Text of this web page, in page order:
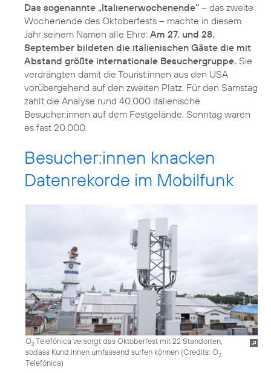
Das sogenannte „Italienerwochenende“ – das zweite
Wochenende des Oktoberfests – machte in diesem
Jahr seinem Namen alle Ehre: Am 27. und 28.
September bildeten die italienischen Gäste die mit
Abstand größte internationale Besuchergruppe. Sie
verdrängten damit die Tourist:innen aus den USA
vorübergehend auf den zweiten Platz. Für den Samstag
zählt die Analyse rund 40.000 italienische
Besucher:innen auf dem Festgelände, Sonntag waren
es fast 20.000.
Besucher:innen knacken
Datenrekorde im Mobilfunk
O2Telefónica versorgt das Oktoberfest mit 22 Standorten,
sodass Kund:innen umfassend surfen können (Credits: O2
Telefónica)